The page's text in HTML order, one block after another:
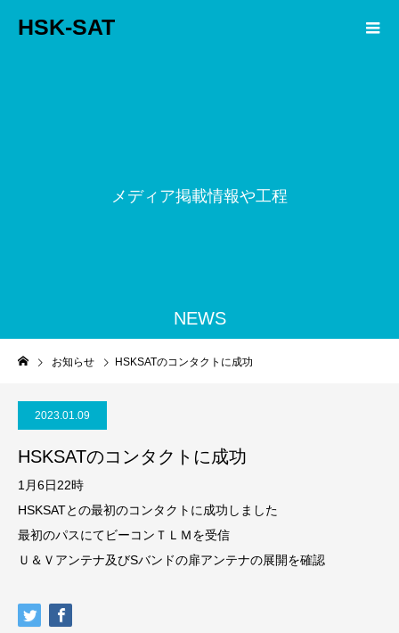
HSK-SAT
NEWS
メディア掲載情報や工程ス
お知らせ HSKSATのコンタクトに成功
2023.01.09
HSKSATのコンタクトに成功
1月6日22時
HSKSATとの最初のコンタクトに成功しました
最初のパスにてビーコンＴＬＭを受信
Ｕ＆Ｖアンテナ及びSバンドの扉アンテナの展開を確認